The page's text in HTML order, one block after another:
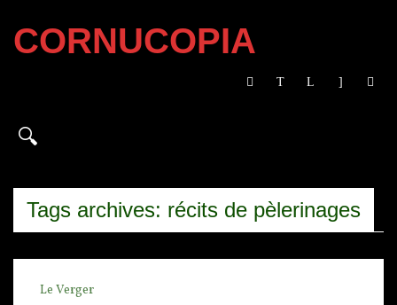
CORNUCOPIA
Tags archives: récits de pèlerinages
Le Verger